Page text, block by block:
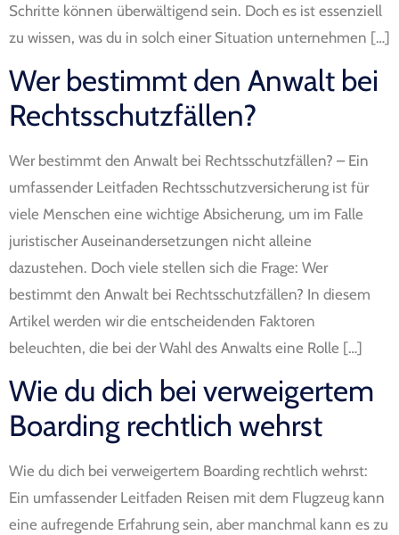
Schritte können überwältigend sein. Doch es ist essenziell
zu wissen, was du in solch einer Situation unternehmen […]
Wer bestimmt den Anwalt bei
Rechtsschutzfällen?
Wer bestimmt den Anwalt bei Rechtsschutzfällen? – Ein
umfassender Leitfaden Rechtsschutzversicherung ist für
viele Menschen eine wichtige Absicherung, um im Falle
juristischer Auseinandersetzungen nicht alleine
dazustehen. Doch viele stellen sich die Frage: Wer
bestimmt den Anwalt bei Rechtsschutzfällen? In diesem
Artikel werden wir die entscheidenden Faktoren
beleuchten, die bei der Wahl des Anwalts eine Rolle […]
Wie du dich bei verweigertem
Boarding rechtlich wehrst
Wie du dich bei verweigertem Boarding rechtlich wehrst:
Ein umfassender Leitfaden Reisen mit dem Flugzeug kann
eine aufregende Erfahrung sein, aber manchmal kann es zu